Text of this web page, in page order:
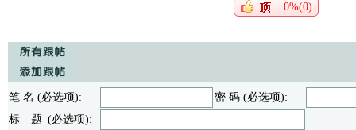
0%(0)
笔 名 (必选项):
密 码 (必选项):
标 题 (必选项):